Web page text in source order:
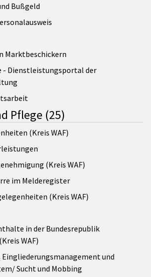
Bußgeld
Marktbeschickern
- Dienstleistungsportal der
Pflege (25)
(Kreis WAF)
(Kreis WAF)
im Melderegister
(Kreis WAF)
in der Bundesrepublik
WAF)
und
Sucht und Mobbing